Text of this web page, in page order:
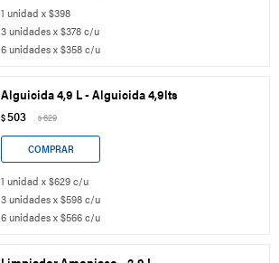
1 unidad x $398
3 unidades x $378 c/u
6 unidades x $358 c/u
Alguicida 4,9 L - Alguicida 4,9lts
$503 $629
1 unidad x $629 c/u
3 unidades x $598 c/u
6 unidades x $566 c/u